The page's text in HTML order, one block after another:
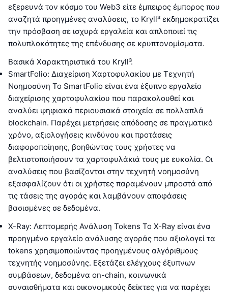
εξερευνά τον κόσμο του Web3 είτε έμπειρος έμπορος που
αναζητά προηγμένες αναλύσεις, το Kryll³ εκδημοκρατίζει
την πρόσβαση σε ισχυρά εργαλεία και απλοποιεί τις
πολυπλοκότητες της επένδυσης σε κρυπτονομίσματα.
Βασικά Χαρακτηριστικά του Kryll³.
SmartFolio: Διαχείριση Χαρτοφυλακίου με Τεχνητή
Νοημοσύνη Το SmartFolio είναι ένα έξυπνο εργαλείο
διαχείρισης χαρτοφυλακίου που παρακολουθεί και
αναλύει ψηφιακά περιουσιακά στοιχεία σε πολλαπλά
blockchain. Παρέχει μετρήσεις απόδοσης σε πραγματικό
χρόνο, αξιολογήσεις κινδύνου και προτάσεις
διαφοροποίησης, βοηθώντας τους χρήστες να
βελτιστοποιήσουν τα χαρτοφυλάκιά τους με ευκολία. Οι
αναλύσεις που βασίζονται στην τεχνητή νοημοσύνη
εξασφαλίζουν ότι οι χρήστες παραμένουν μπροστά από
τις τάσεις της αγοράς και λαμβάνουν αποφάσεις
βασισμένες σε δεδομένα.
X-Ray: Λεπτομερής Ανάλυση Tokens Το X-Ray είναι ένα
προηγμένο εργαλείο ανάλυσης αγοράς που αξιολογεί τα
tokens χρησιμοποιώντας προηγμένους αλγόριθμους
τεχνητής νοημοσύνης. Εξετάζει ελέγχους έξυπνων
συμβάσεων, δεδομένα on-chain, κοινωνικά
συναισθήματα και οικονομικούς δείκτες για να παρέχει